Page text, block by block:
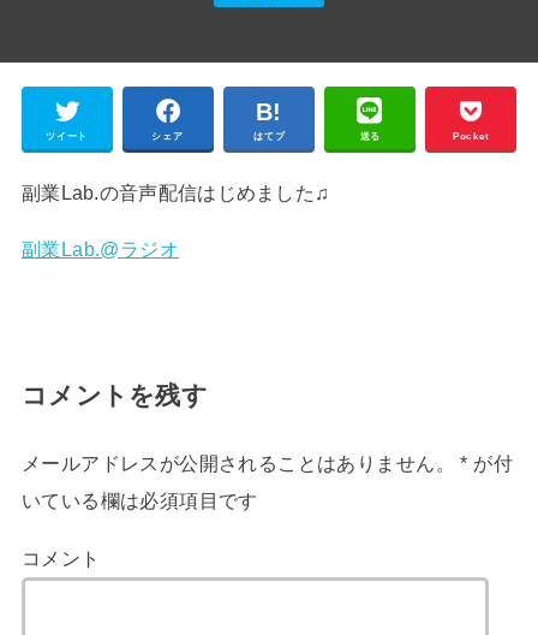
ツイート シェア はてブ 送る Pocket
副業Lab.の音声配信はじめました♫
副業Lab.@ラジオ
コメントを残す
メールアドレスが公開されることはありません。 * が付
いている欄は必須項目です
コメント